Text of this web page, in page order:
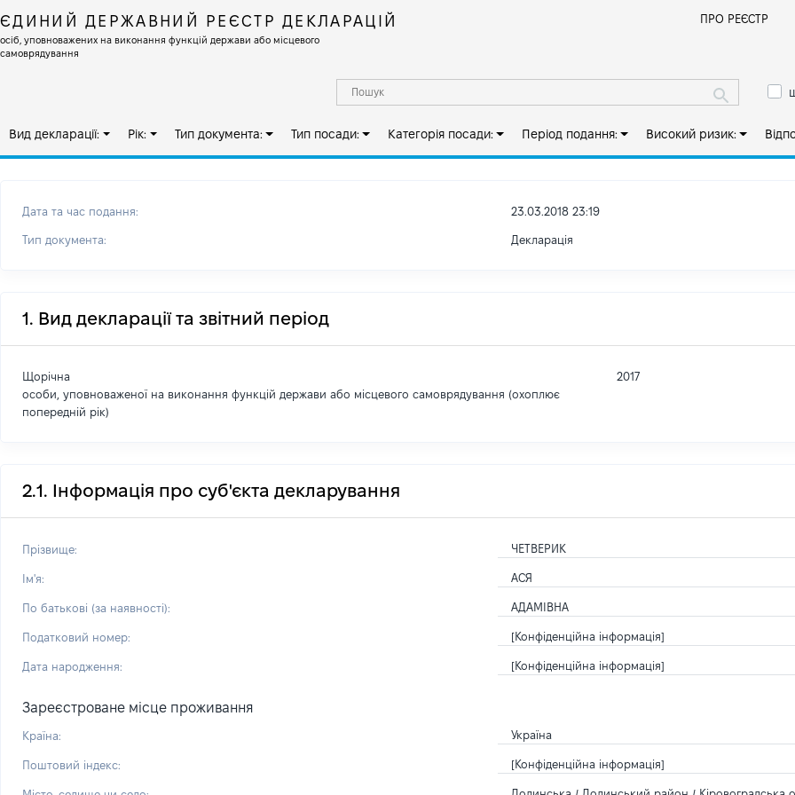
ЄДИНИЙ ДЕРЖАВНИЙ РЕЄСТР ДЕКЛАРАЦІЙ
осіб, уповноважених на виконання функцій держави або місцевого
самоврядування
ПРО РЕЄСТР
Вид декларації: Рік: Тип документа: Тип посади: Категорія посади: Період подання: Високий ризик:
Дата та час подання: 23.03.2018 23:19
Тип документа: Декларація
1. Вид декларації та звітний період
Щорічна
особи, уповноваженої на виконання функцій держави або місцевого самоврядування (охоплює
попередній рік)
2017
2.1. Інформація про суб'єкта декларування
Прізвище: ЧЕТВЕРИК
Ім'я: АСЯ
По батькові (за наявності): АДАМІВНА
Податковий номер: [Конфіденційна інформація]
Дата народження: [Конфіденційна інформація]
Зареєстроване місце проживання
Країна: Україна
Поштовий індекс: [Конфіденційна інформація]